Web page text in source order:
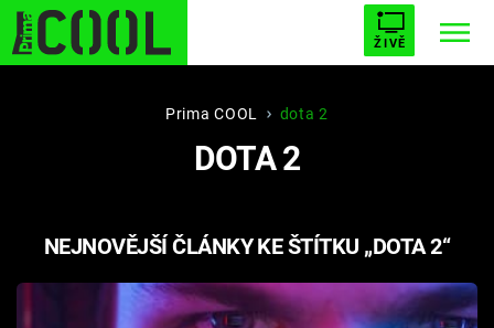
ŽIVĚ
STARHOUSE BUFFY, PŘEMOŽITELKA UPÍRŮ
AVENGERS 5
Prima COOL dota 2
DOTA 2
NEJNOVĚJŠÍ ČLÁNKY KE ŠTÍTKU „DOTA 2“